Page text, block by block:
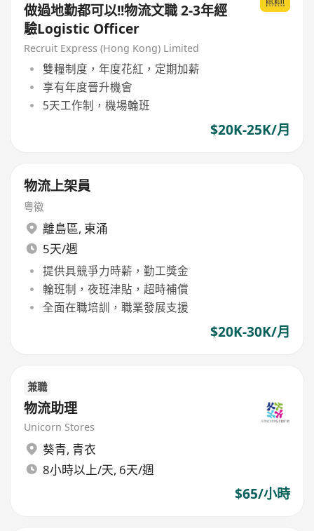
做過地勤都可以!!物流文職 2-3年經
驗Logistic Officer
Recruit Express (Hong Kong) Limited
雙糧制度，年度花紅，定期加薪
享有年度晉升機會
5天工作制，機場輪班
$20K-25K/月
物流上架員
粤徽
離島區, 東涌
5天/週
提供具競爭力時薪，勤工獎金
輪班制，夜班津貼，超時補償
全面在職培訓，職業發展支援
$20K-30K/月
兼職
物流助理
Unicorn Stores
葵青, 青衣
8小時以上/天, 6天/週
$65/小時